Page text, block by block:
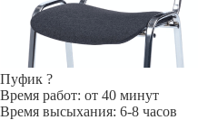
Пуфик ?
Время работ: от 40 минут
Время высыхания: 6-8 часов